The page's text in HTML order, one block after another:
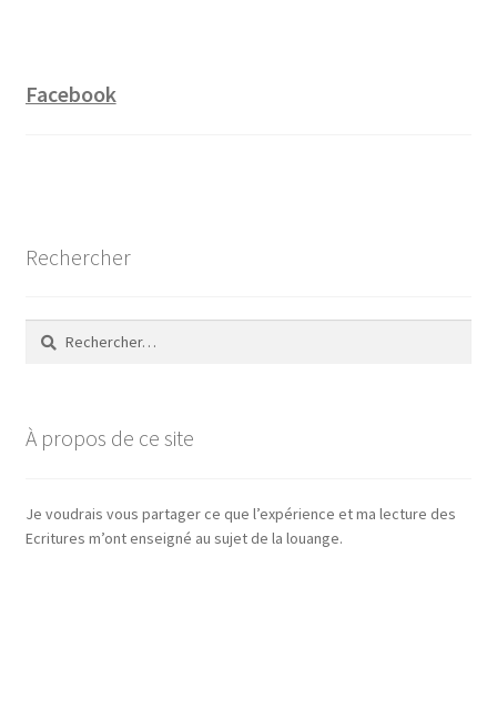
Facebook
Rechercher
Rechercher :
À propos de ce site
Je voudrais vous partager ce que l’expérience et ma lecture des
Ecritures m’ont enseigné au sujet de la louange.